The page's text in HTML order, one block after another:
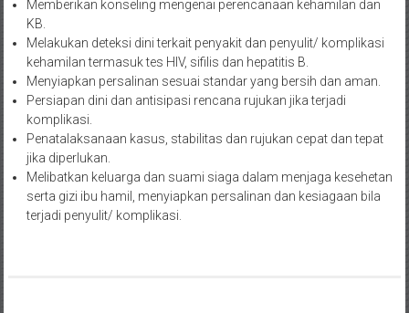
Memberikan konseling mengenai perencanaan kehamilan dan
KB.
Melakukan deteksi dini terkait penyakit dan penyulit/ komplikasi
kehamilan termasuk tes HIV, sifilis dan hepatitis B.
Menyiapkan persalinan sesuai standar yang bersih dan aman.
Persiapan dini dan antisipasi rencana rujukan jika terjadi
komplikasi.
Penatalaksanaan kasus, stabilitas dan rujukan cepat dan tepat
jika diperlukan.
Melibatkan keluarga dan suami siaga dalam menjaga kesehetan
serta gizi ibu hamil, menyiapkan persalinan dan kesiagaan bila
terjadi penyulit/ komplikasi.